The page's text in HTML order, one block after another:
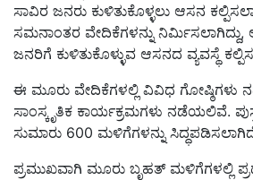
ಸಾವಿರ ಜನರು ಕುಳಿತುಕೊಳ್ಳಲು ಆಸನ
ಸಮನಾಂತರ ವೇದಿಕೆಗಳನ್ನು
ಜನರಿಗೆ ಕುಳಿತುಕೊಳ್ಳುವ ಆಸನದ ವ್ಯವಸ್ಥೆ
ಈ ಮೂರು ವೇದಿಕೆಗಳಲ್ಲಿ ವಿವಿಧ ಗೋಷ್ಠಿಗಳು
ಸಾಂಸ್ಕೃತಿಕ ಕಾರ್ಯಕ್ರಮಗಳು ನಡೆಯಲಿವೆ.
ಸುಮಾರು 600 ಮಳಿಗೆಗಳನ್ನು
ಪ್ರಮುಖವಾಗಿ ಮೂರು ಬೃಹತ್ ಮಳಿಗೆಗಳಲ್ಲಿ